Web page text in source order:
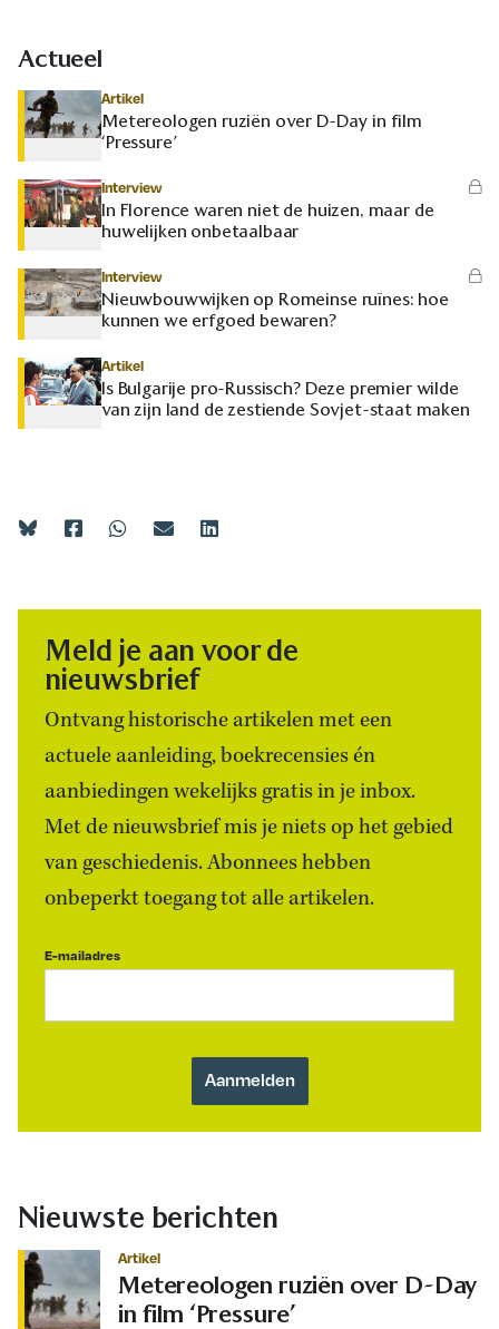
Actueel
Artikel
Metereologen ruziën over D-Day in film
‘Pressure’
Interview
In Florence waren niet de huizen, maar de
huwelijken onbetaalbaar
Interview
Nieuwbouwwijken op Romeinse ruïnes: hoe
kunnen we erfgoed bewaren?
Artikel
Is Bulgarije pro-Russisch? Deze premier wilde
van zijn land de zestiende Sovjet-staat maken
Meld je aan voor de
nieuwsbrief
Ontvang historische artikelen met een
actuele aanleiding, boekrecensies én
aanbiedingen wekelijks gratis in je inbox.
Met de nieuwsbrief mis je niets op het gebied
van geschiedenis. Abonnees hebben
onbeperkt toegang tot alle artikelen.
E-mailadres
Nieuwste berichten
Artikel
Metereologen ruziën over D-Day
in film ‘Pressure’